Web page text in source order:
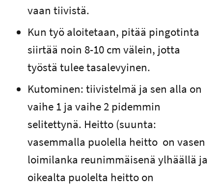
vaan tiivistä.
Kun työ aloitetaan, pitää pingotinta
siirtää noin 8-10 cm välein, jotta
työstä tulee tasalevyinen.
Kutominen: tiivistelmä ja sen alla on
vaihe 1 ja vaihe 2 pidemmin
selitettynä. Heitto (suunta:
vasemmalla puolella heitto on vasen
loimilanka reunimmäisenä ylhäällä ja
oikealta puolelta heitto on